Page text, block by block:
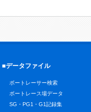
■データファイル
ボートレーサー検索
ボートレース場データ
SG・PG1・G1記録集